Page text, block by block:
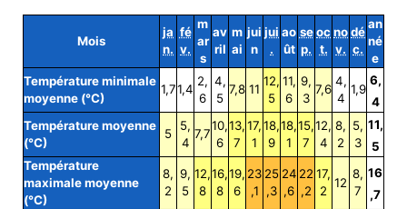
Mois
ja
n.
fé
v.
m
ar
s
av
ril
m
ai
jui
n
jui
.
ao
ût
se
p.
oc
t.
no
v.
dé
c.
an
né
e
Température minimale
moyenne (°C)
1,71,4
2,
6
4,
5
7,8 11
12,
5
11,
6
9,
3
7,6
4,
4
1,9
6,
4
Température moyenne
(°C)
5
5,
4
7,7
10,
6
13,
7
17,
1
18,
9
18,
1
15,
7
12,
4
8,
2
5,
3
11,
5
Température
maximale moyenne
(°C)
8,
2
9,
5
12,
8
16,
8
19,
6
23
,1
25
,3
24
,6
22
,2
17,
2
12
8,
7
16
,7